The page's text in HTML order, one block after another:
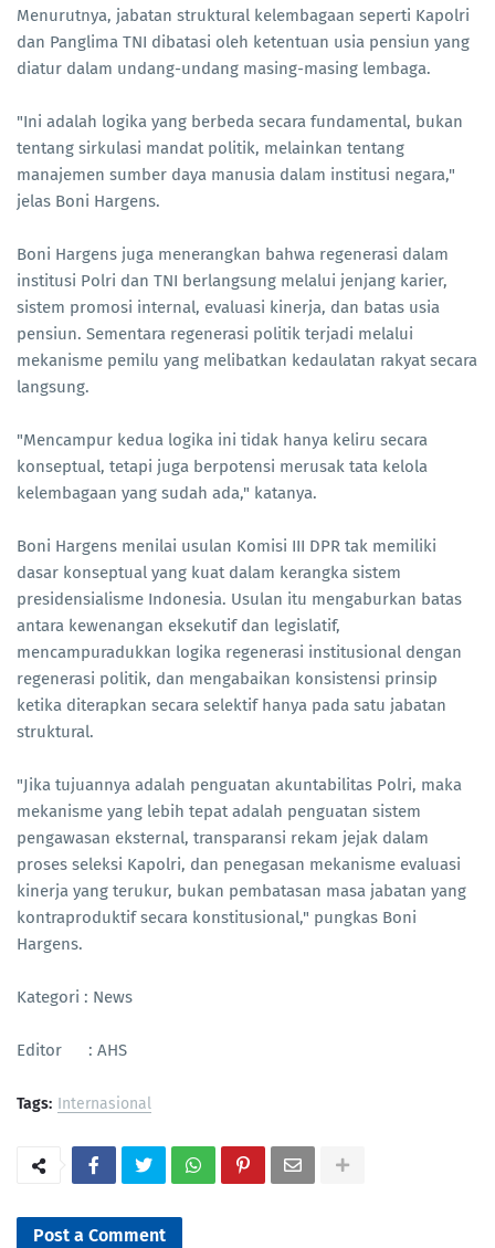
Menurutnya, jabatan struktural kelembagaan seperti Kapolri
dan Panglima TNI dibatasi oleh ketentuan usia pensiun yang
diatur dalam undang-undang masing-masing lembaga.
"Ini adalah logika yang berbeda secara fundamental, bukan
tentang sirkulasi mandat politik, melainkan tentang
manajemen sumber daya manusia dalam institusi negara,"
jelas Boni Hargens.
Boni Hargens juga menerangkan bahwa regenerasi dalam
institusi Polri dan TNI berlangsung melalui jenjang karier,
sistem promosi internal, evaluasi kinerja, dan batas usia
pensiun. Sementara regenerasi politik terjadi melalui
mekanisme pemilu yang melibatkan kedaulatan rakyat secara
langsung.
"Mencampur kedua logika ini tidak hanya keliru secara
konseptual, tetapi juga berpotensi merusak tata kelola
kelembagaan yang sudah ada," katanya.
Boni Hargens menilai usulan Komisi III DPR tak memiliki
dasar konseptual yang kuat dalam kerangka sistem
presidensialisme Indonesia. Usulan itu mengaburkan batas
antara kewenangan eksekutif dan legislatif,
mencampuradukkan logika regenerasi institusional dengan
regenerasi politik, dan mengabaikan konsistensi prinsip
ketika diterapkan secara selektif hanya pada satu jabatan
struktural.
"Jika tujuannya adalah penguatan akuntabilitas Polri, maka
mekanisme yang lebih tepat adalah penguatan sistem
pengawasan eksternal, transparansi rekam jejak dalam
proses seleksi Kapolri, dan penegasan mekanisme evaluasi
kinerja yang terukur, bukan pembatasan masa jabatan yang
kontraproduktif secara konstitusional," pungkas Boni
Hargens.
Kategori : News
Editor : AHS
Tags: Internasional
Post a Comment